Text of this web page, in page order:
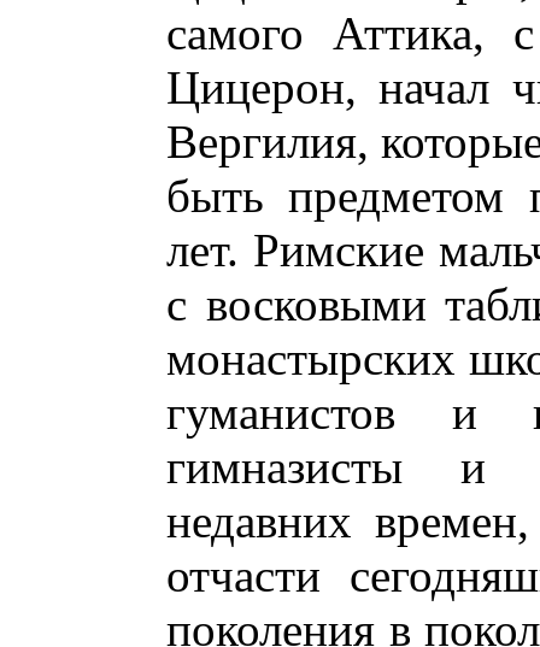
самого Аттика,
Цицерон, начал
Вергилия,
быть предметом
лет. Римские
с восковыми
монастырских
гуманистов и
гимназисты и
недавних
отчасти
поколения в